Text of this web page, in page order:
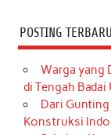
POSTING TERBARU
Warga yang
di Tengah
Dari Gunting
Konstruksi